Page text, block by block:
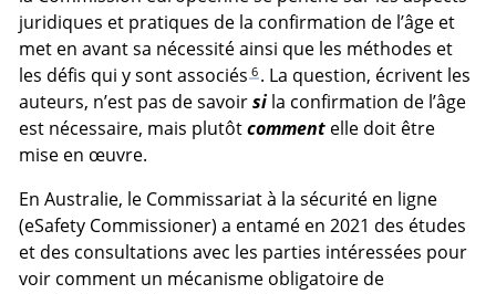
juridiques et pratiques de la confirmation de l’âge et
met en avant sa nécessité ainsi que les méthodes et
les défis qui y sont associés 6 . La question, écrivent les
auteurs, n’est pas de savoirsi la confirmation de l’âge
est nécessaire, mais plutôtcomment elle doit être
mise en œuvre.
En Australie, le Commissariat à la sécurité en ligne
(eSafety Commissioner) a entamé en 2021 des études
et des consultations avec les parties intéressées pour
voir comment un mécanisme obligatoire de